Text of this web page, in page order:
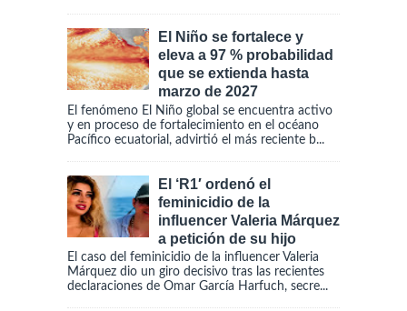
El Niño se fortalece y
eleva a 97 % probabilidad
que se extienda hasta
marzo de 2027
El fenómeno El Niño global se encuentra activo
y en proceso de fortalecimiento en el océano
Pacífico ecuatorial, advirtió el más reciente b...
El ‘R1′ ordenó el
feminicidio de la
influencer Valeria Márquez
a petición de su hijo
El caso del feminicidio de la influencer Valeria
Márquez dio un giro decisivo tras las recientes
declaraciones de Omar García Harfuch, secre...